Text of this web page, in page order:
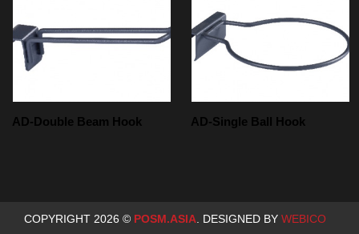
AD-Double Beam Hook AD-Single Ball Hook
COPYRIGHT 2026 © POSM.ASIA. DESIGNED BY WEBICO